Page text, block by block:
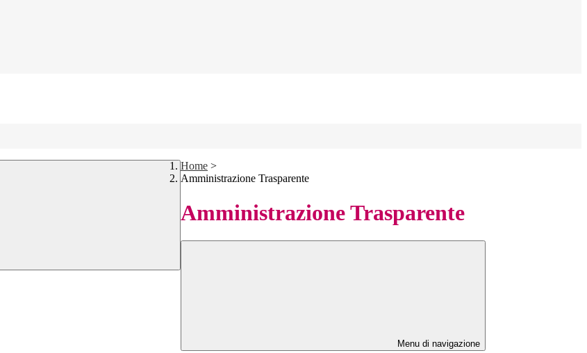
Home >
Amministrazione Trasparente
Amministrazione Trasparente
Menu di navigazione